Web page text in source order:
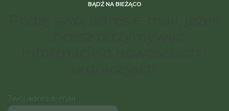
BĄDŹ NA BIEŻĄCO
Twój adres e-mail